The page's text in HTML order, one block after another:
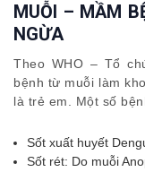
MUỖI – MẦM
NGỪA
Theo WHO – Tổ
bệnh từ muỗi làm
là trẻ em. Một số
Sốt xuất huyết
Sốt rét: Do muỗi